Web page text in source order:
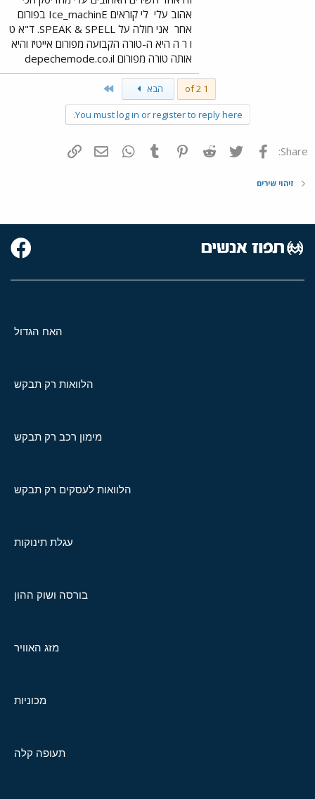
אהוב עלי
לי קוראים Ice_machinE בפורום
אחר
אני חולה על SPEAK & SPELL. ד"א ט
ו ר ה היא ה-טורה הקבועה מפורום אייטיז והיא
אותה טורה מפורום depechemode.co.il
1 of 2 הבא
You must log in or register to reply here.
Share: פייסבוק Twitter
Reddit
Pinterest
Tumblr
WhatsAppדואר אלקטרוני
זיהוי שירים
האח הגדול
הלוואות רק תבקש
מימון רכב רק תבקש
הלוואות לעסקים רק תבקש
עגלת תינוקות
בורסה ושוק ההון
מזג האוויר
מכוניות
תעופה קלה